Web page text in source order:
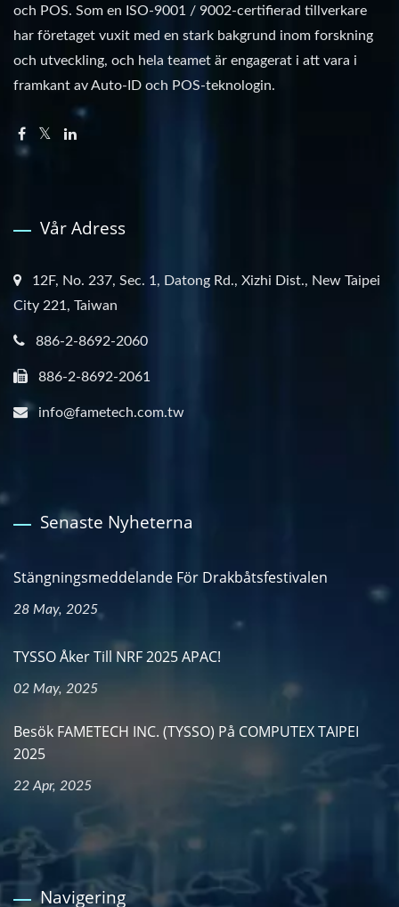
och POS. Som en ISO-9001 / 9002-certifierad tillverkare
har företaget vuxit med en stark bakgrund inom forskning
och utveckling, och hela teamet är engagerat i att vara i
framkant av Auto-ID och POS-teknologin.
Vår Adress
12F, No. 237, Sec. 1, Datong Rd., Xizhi Dist., New Taipei
City 221, Taiwan
886-2-8692-2060
886-2-8692-2061
info@fametech.com.tw
Senaste Nyheterna
Stängningsmeddelande För Drakbåtsfestivalen
28 May, 2025
TYSSO Åker Till NRF 2025 APAC!
02 May, 2025
Besök FAMETECH INC. (TYSSO) På COMPUTEX TAIPEI
2025
22 Apr, 2025
Navigering